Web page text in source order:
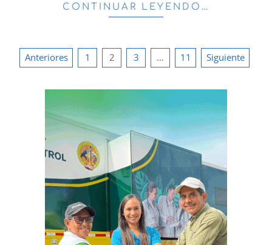
CONTINUAR LEYENDO…
Paginación
entradas
Anteriores 1 2 3 … 11 Siguiente